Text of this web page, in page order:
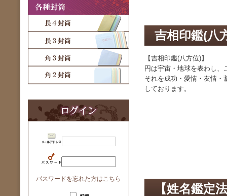
パスワードを忘れた方はこちら
吉相印鑑(八
【吉相印鑑(八方位)】
円は宇宙・地球を表わし、
それを成功・愛情・友情・
しております。
【姓名鑑定